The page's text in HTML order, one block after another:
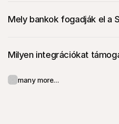
Mely bankok fogadják el a
Milyen integrációkat
many more...